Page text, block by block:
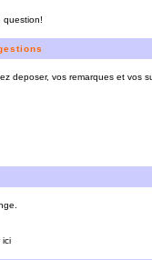
question!
deposer, vos remarques et vos
ici